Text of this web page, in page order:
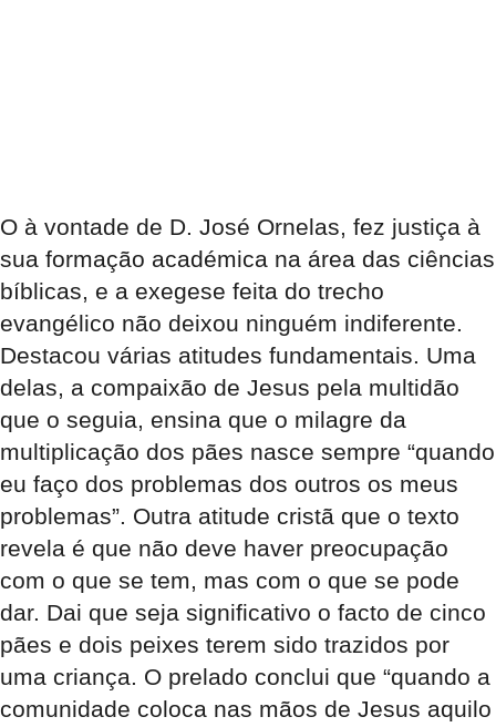
O à vontade de D. José Ornelas, fez justiça à
sua formação académica na área das ciências
bíblicas, e a exegese feita do trecho
evangélico não deixou ninguém indiferente.
Destacou várias atitudes fundamentais. Uma
delas, a compaixão de Jesus pela multidão
que o seguia, ensina que o milagre da
multiplicação dos pães nasce sempre “quando
eu faço dos problemas dos outros os meus
problemas”. Outra atitude cristã que o texto
revela é que não deve haver preocupação
com o que se tem, mas com o que se pode
dar. Dai que seja significativo o facto de cinco
pães e dois peixes terem sido trazidos por
uma criança. O prelado conclui que “quando a
comunidade coloca nas mãos de Jesus aquilo